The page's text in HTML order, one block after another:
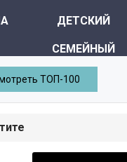
ДЕТСКИЙ
СЕМЕЙНЫЙ
МИСТИКА
ПРИКЛЮЧЕНИЯ
ТОП-100